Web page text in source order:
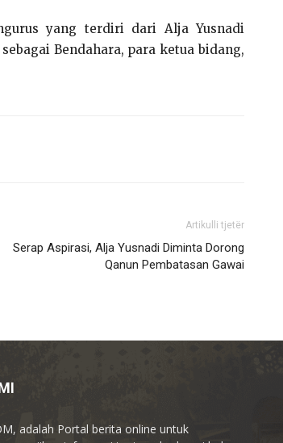
yang terdiri dari Alja Yusnadi
Bendahara, para ketua bidang,
Artikulli tjetër
Serap Aspirasi, Alja Yusnadi Diminta Dorong
Qanun Pembatasan Gawai
adalah Portal berita online untuk